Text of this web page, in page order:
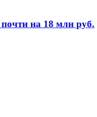
на 18 млн руб.